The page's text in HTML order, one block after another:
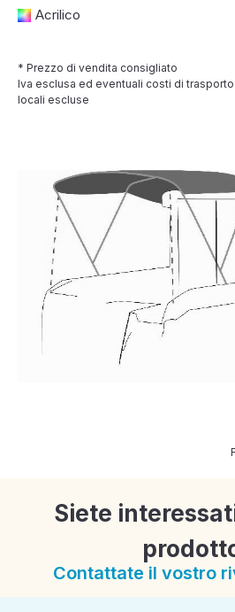
Acrilico
* Prezzo di vendita consigliato
Iva esclusa ed eventuali costi di
locali escluse
Siete
Contattate il vostro